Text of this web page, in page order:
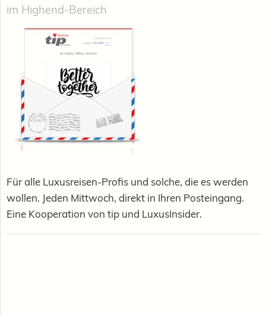
im Highend-Bereich
Für alle Luxusreisen-Profis und solche, die es werden
wollen. Jeden Mittwoch, direkt in Ihren Posteingang.
Eine Kooperation von tip und LuxusInsider.